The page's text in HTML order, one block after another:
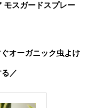
モスガードスプレー
オーガニック虫よけ
／